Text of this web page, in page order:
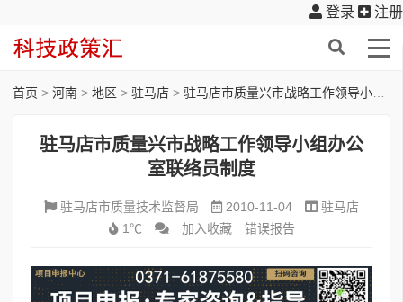
登录 注册
首页 > 河南 > 地区 > 驻马店 > 驻马店市质量兴市战略工作领导小组办公室联络员制度
驻马店市质量兴市战略工作领导小组办公
室联络员制度
驻马店市质量技术监督局 2010-11-04
驻马店
1℃
加入收藏 错误报告